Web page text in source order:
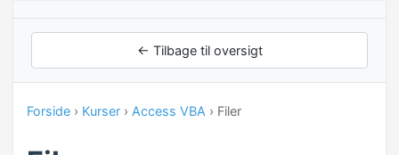
← Tilbage til oversigt
Forside › Kurser › Access VBA › Filer